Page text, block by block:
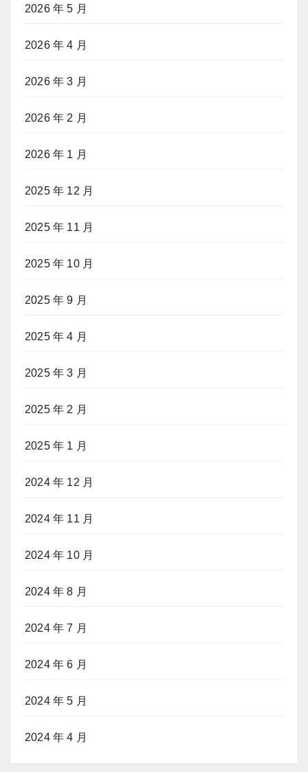
2026 年 5 月
2026 年 4 月
2026 年 3 月
2026 年 2 月
2026 年 1 月
2025 年 12 月
2025 年 11 月
2025 年 10 月
2025 年 9 月
2025 年 4 月
2025 年 3 月
2025 年 2 月
2025 年 1 月
2024 年 12 月
2024 年 11 月
2024 年 10 月
2024 年 8 月
2024 年 7 月
2024 年 6 月
2024 年 5 月
2024 年 4 月